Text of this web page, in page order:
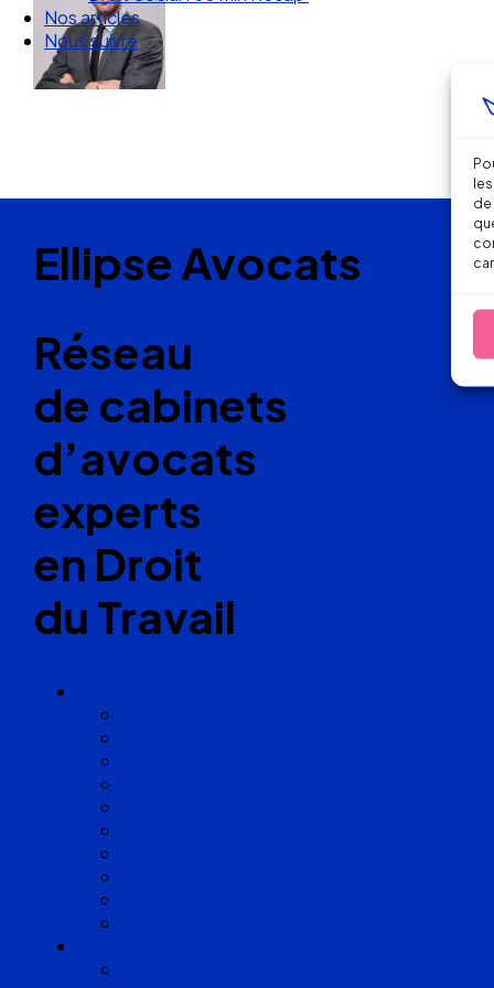
de
Nous suivre
Ellipse Avocats
Réseau
de cabinets
d’avocats
experts
en Droit
du Travail